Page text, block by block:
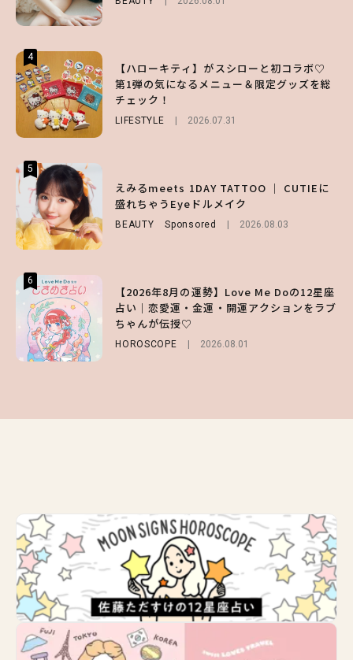
4
【ハローキティ】がスシローと初コラボ♡
第1弾の気になるメニュー＆限定グッズを総
チェック！
LIFESTYLE 2026.07.31
5
えみるmeets 1DAY TATTOO ｜ CUTIEに
盛れちゃうEyeドルメイク
BEAUTY Sponsored 2026.08.03
6
【2026年8月の運勢】Love Me Doの12星座
占い｜恋愛運・金運・開運アクションをラブ
ちゃんが伝授♡
HOROSCOPE 2026.08.01
4
【大原優乃】夏メイクはプレイフルに！ドキ
ッとしちゃう色っぽ“うるみ目”のつくり方
5
【SNIDEL】長濱ねるとロマンティックトラ
ッドな秋はじめ｜2026秋の新作コーデ4選
FASHION Sponsored 2026.07.10
6
【森香澄】理想のスタイルはどう作る？体型
キープの秘訣や夏の過ごし方など独占インタ
ビュー！
ENTERTAINMENT 2026.07.31
4
【夏ヘアのくずれ・うねりに】ヘアメイク夢
月直伝♡ ドライシャンプー「バティスト」
を使ったプロ級スタイリング3選
BEAUTY Sponsored
5
【ハローキティ】がスシローと初コラボ♡
第1弾の気になるメニュー＆限定グッズを総
チェック！
2026.07.31
6
【GU】夏の“主役級”アイテム決定！ヘルシ
ー＆可愛すぎる「大人の肌見せ」トップス3
選
FASHION 2026.07.19